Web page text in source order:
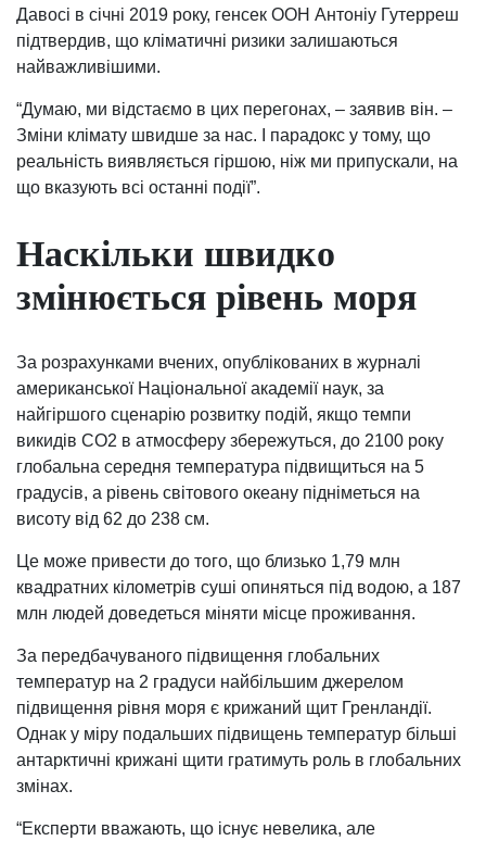
Давосі в січні 2019 року, генсек ООН Антоніу Гутерреш
підтвердив, що кліматичні ризики залишаються
найважливішими.
“Думаю, ми відстаємо в цих перегонах, – заявив він. –
Зміни клімату швидше за нас. І парадокс у тому, що
реальність виявляється гіршою, ніж ми припускали, на
що вказують всі останні події”.
Наскільки швидко
змінюється рівень моря
За розрахунками вчених, опублікованих в журналі
американської Національної академії наук, за
найгіршого сценарію розвитку подій, якщо темпи
викидів CO2 в атмосферу збережуться, до 2100 року
глобальна середня температура підвищиться на 5
градусів, а рівень світового океану підніметься на
висоту від 62 до 238 см.
Це може привести до того, що близько 1,79 млн
квадратних кілометрів суші опиняться під водою, а 187
млн людей доведеться міняти місце проживання.
За передбачуваного підвищення глобальних
температур на 2 градуси найбільшим джерелом
підвищення рівня моря є крижаний щит Гренландії.
Однак у міру подальших підвищень температур більші
антарктичні крижані щити гратимуть роль в глобальних
змінах.
“Експерти вважають, що існує невелика, але